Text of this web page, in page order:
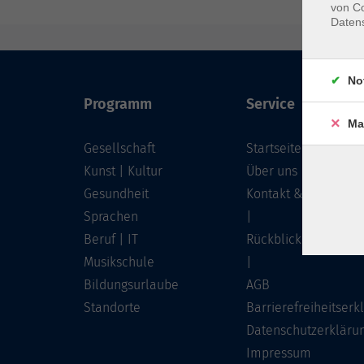
Programm
Gesellschaft
Kunst | Kultur
Gesundheit
Sprachen
Beruf | IT
Musikschule
Bildungsurlaube
Standorte
Service
Startseite
Über uns
Kontakt & Service
Rückblick
AGB
Impressum
von